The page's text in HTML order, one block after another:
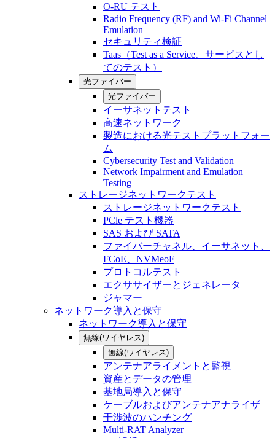
O-RU テスト
Radio Frequency (RF) and Wi-Fi Channel
Emulation
セキュリティ検証
Taas（Test as a Service、サービスとし
てのテスト）
光ファイバー
光ファイバー
イーサネットテスト
高速ネットワーク
製造における光テストプラットフォー
ム
Cybersecurity Test and Validation
Network Impairment and Emulation
Testing
ストレージネットワークテスト
ストレージネットワークテスト
PCle テスト機器
SAS および SATA
ファイバーチャネル、イーサネット、
FCoE、NVMeoF
プロトコルテスト
エクササイザーとジェネレータ
ジャマー
ネットワーク導入と保守
ネットワーク導入と保守
無線(ワイヤレス)
無線(ワイヤレス)
アンテナアライメントと監視
資産とデータの管理
基地局導入と保守
ケーブルおよびアンテナアナライザ
干渉波のハンチング
Multi-RAT Analyzer